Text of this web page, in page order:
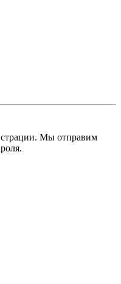
Мы отправим